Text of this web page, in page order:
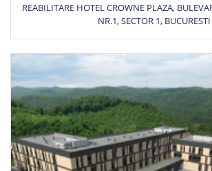
REABILITARE HOTEL CROWNE PLAZA,
NR.1, SECTOR 1, BUCURESTI